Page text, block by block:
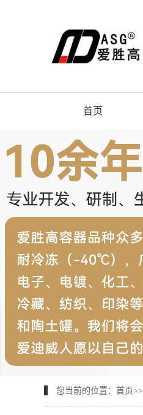
首页
您当前的位置： 首页>>